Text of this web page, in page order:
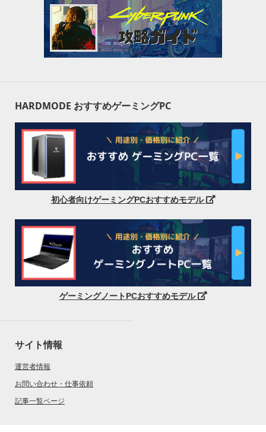
HARDMODE おすすめゲーミングPC
初心者向けゲーミングPCおすすめモデル
ゲーミングノートPCおすすめモデル
サイト情報
運営者情報
お問い合わせ・仕事依頼
記事一覧ページ